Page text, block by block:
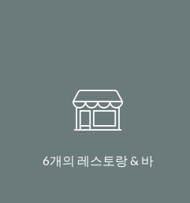
6개의 레스토랑 & 바